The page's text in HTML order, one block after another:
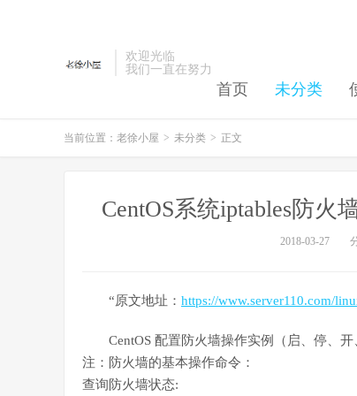
欢迎光临
我们一直在努力
首页 未分类
当前位置： 老徐小屋 > 未分类 > 正文
CentOS系统iptables防
2018-03-27
“原文地址： https://www.server110.com/
CentOS 配置防火墙操作实例（启、停、开
注：防火墙的基本操作命令：
查询防火墙状态: